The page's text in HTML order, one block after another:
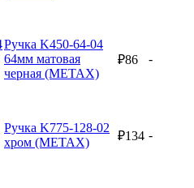
Ручка K450-64-04
64мм матовая
черная (METAX)
₽86 -
Ручка K775-128-02
хром (METAX)
₽134 -